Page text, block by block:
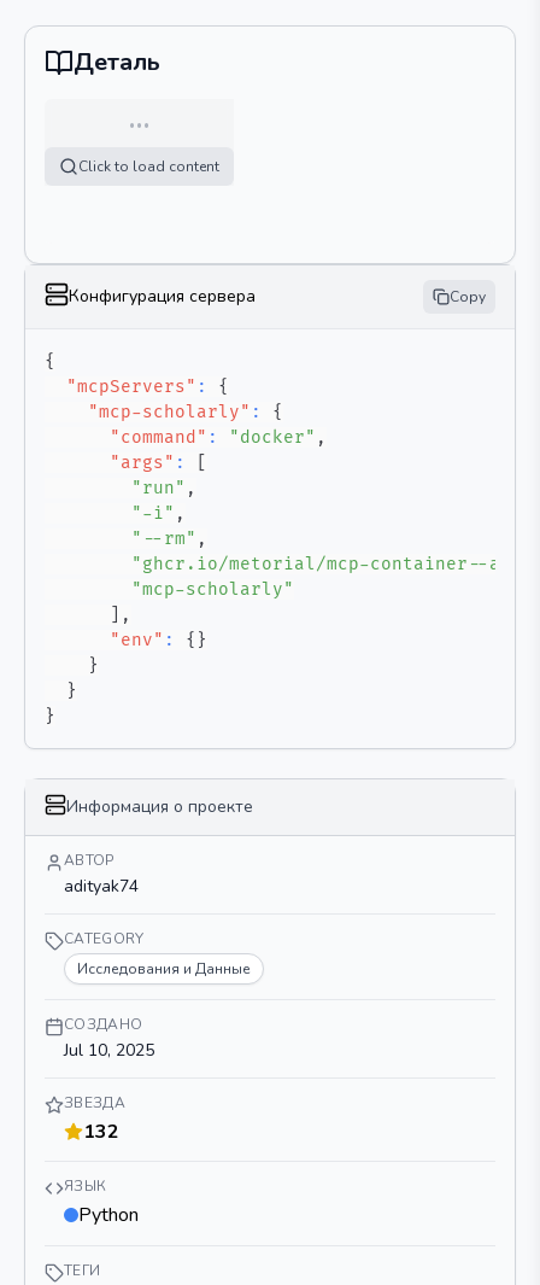
Деталь
…
Click to load content
Конфигурация сервера Copy
{
"mcpServers" :
{
"mcp-scholarly" :
{
"command" : "docker" ,
"args" :
"run" ,
"-i" ,
"--rm" ,
"ghcr.io/metorial/mcp-container--
"mcp-scholarly"
,
"env" : { }
}
}
}
Информация о проекте
АВТОР
adityak74
CATEGORY
Исследования и Данные
СОЗДАНО
Jul 10, 2025
ЗВЕЗДА
132
ЯЗЫК
Python
ТЕГИ